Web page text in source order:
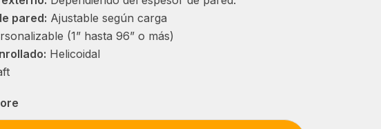
pared: Ajustable según carga
(1” hasta 96” o más)
Helicoidal